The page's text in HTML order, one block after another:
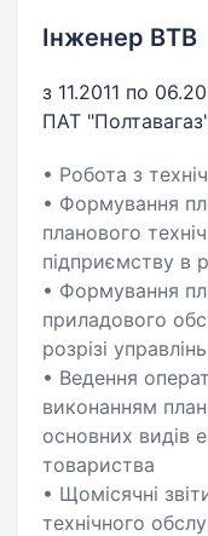
Інженер ВТВ
з 11.2011 по
ПАТ
• Робота з
• Формування
планового
підприємству в
• Формування
приладового
розрізі управлінь
• Ведення
виконанням
основних видів
товариства
• Щомісячні
технічного